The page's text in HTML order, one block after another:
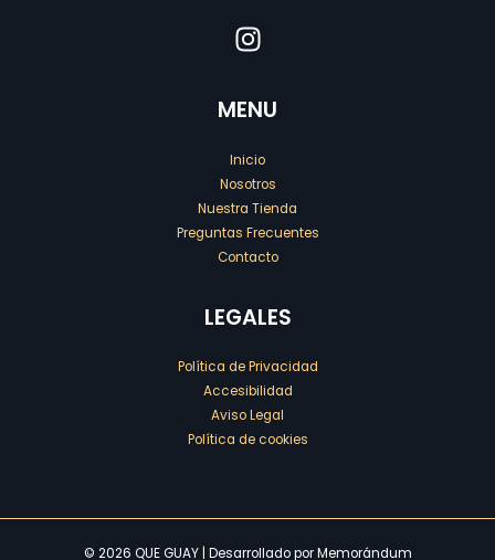
MENU
Inicio
Nosotros
Nuestra Tienda
Preguntas Frecuentes
Contacto
LEGALES
Política de Privacidad
Accesibilidad
Aviso Legal
Política de cookies
© 2026 QUE GUAY | Desarrollado porMemorándum